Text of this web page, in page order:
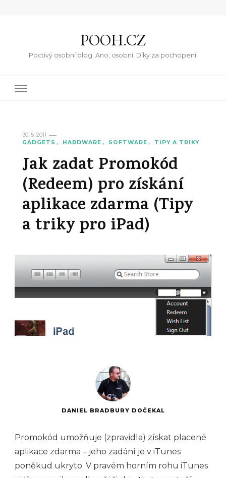
POOH.CZ
Poctivý osobní blog. Ano, osobní. Díky za pochopení.
30. 5. 2011
GADGETS
HARDWARE SOFTWARE TIPY A TRIKY
Jak zadat Promokód
(Redeem) pro získání
aplikace zdarma (Tipy
a triky pro iPad)
DANIEL BRADBURY DOČEKAL
Promokód umožňuje (zpravidla) získat placené
aplikace zdarma – jeho zadání je v iTunes
poněkud ukryto. V pravém horním rohu iTunes